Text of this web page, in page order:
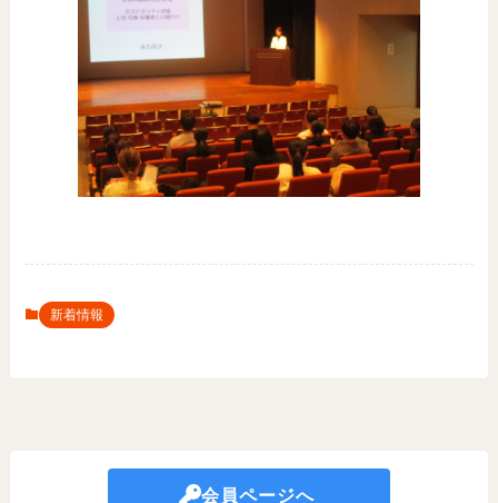
新着情報
会員ページへ